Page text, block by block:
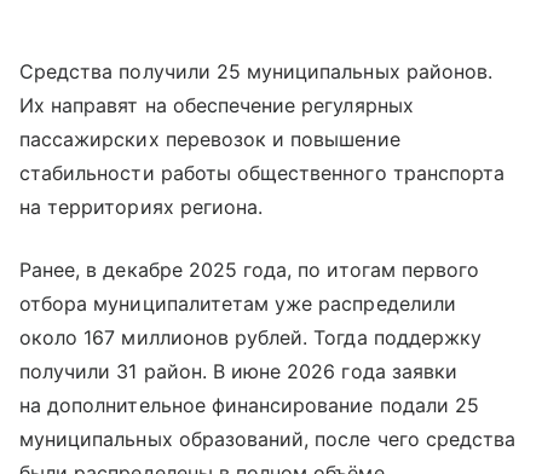
Средства получили 25 муниципальных районов.
Их направят на обеспечение регулярных
пассажирских перевозок и повышение
стабильности работы общественного транспорта
на территориях региона.
Ранее, в декабре 2025 года, по итогам первого
отбора муниципалитетам уже распределили
около 167 миллионов рублей. Тогда поддержку
получили 31 район. В июне 2026 года заявки
на дополнительное финансирование подали 25
муниципальных образований, после чего средства